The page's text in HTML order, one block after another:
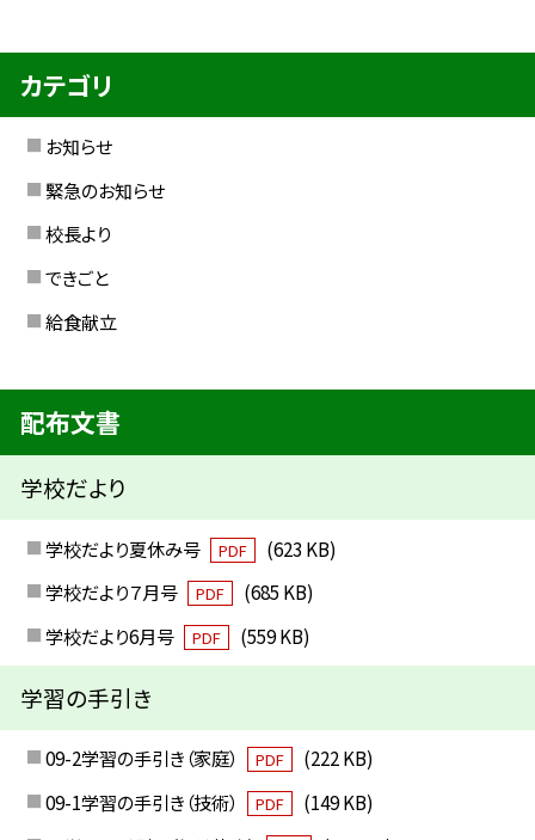
カテゴリ
お知らせ
緊急のお知らせ
校長より
できごと
給食献立
配布文書
学校だより
学校だより夏休み号 PDF
(623 KB)
学校だより７月号
PDF
(685 KB)
学校だより6月号
PDF (559 KB)
学習の手引き
09-2学習の手引き（家庭） PDF
(222 KB)
09-1学習の手引き（技術）
PDF
(149 KB)